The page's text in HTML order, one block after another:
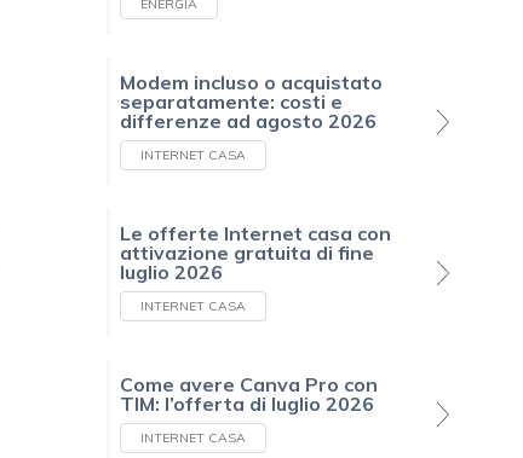
ENERGIA
Modem incluso o acquistato
separatamente: costi e
differenze ad agosto 2026
INTERNET CASA
Le offerte Internet casa con
attivazione gratuita di fine
luglio 2026
INTERNET CASA
Come avere Canva Pro con
TIM: l’offerta di luglio 2026
INTERNET CASA